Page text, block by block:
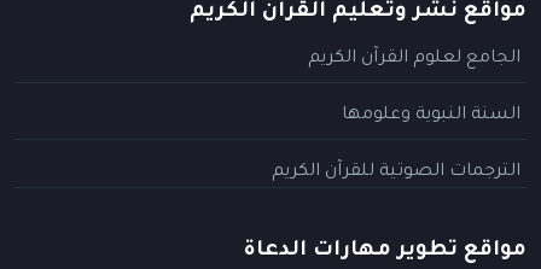
مواقع نشر وتعليم القرآن الكريم
الجامع لعلوم القرآن الكريم
السنة النبوية وعلومها
الترجمات الصوتية للقرآن الكريم
مواقع تطوير مهارات الدعاة